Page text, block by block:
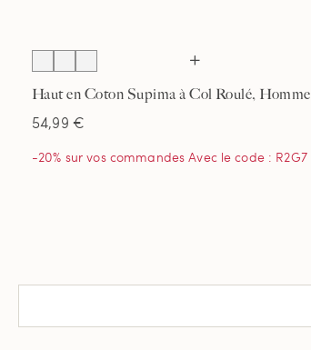
Haut en Coton Supima à Col Roulé, Homme
54,99 €
-20% sur vos commandes Avec le code : R2G7